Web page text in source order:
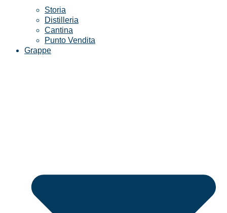
Storia
Distilleria
Cantina
Punto Vendita
Grappe